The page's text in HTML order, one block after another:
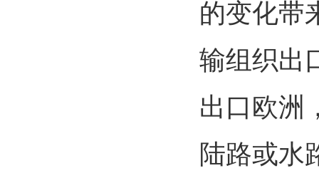
的变化带
输组织出
出口欧洲
陆路或